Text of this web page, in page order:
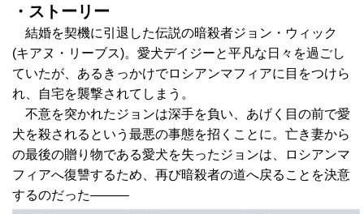
・ストーリー
結婚を契機に引退した伝説の暗殺者ジョン・ウィック
(キアヌ・リーブス)。愛犬デイジーと平凡な日々を過ごし
ていたが、あるきっかけでロシアンマフィアに目をつけら
れ、自宅を襲撃されてしまう。
不意を突かれたジョンは深手を負い、あげく目の前で愛
犬を殺されるという最悪の事態を招くことに。亡き妻から
の最後の贈り物である愛犬を失ったジョンは、ロシアンマ
フィアへ復讐するため、再び暗殺者の道へ戻ることを決意
するのだった―――